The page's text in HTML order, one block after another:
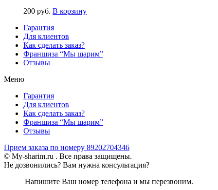
200 руб. В корзину
Гарантия
Для клиентов
Как сделать заказ?
Франшиза “Мы шарим”
Отзывы
Меню
Гарантия
Для клиентов
Как сделать заказ?
Франшиза “Мы шарим”
Отзывы
Прием заказа по номеру 89202704346
© My-sharim.ru . Все права защищены.
Не дозвонились? Вам нужна консультация?
Напишите Ваш номер телефона и мы перезвоним.